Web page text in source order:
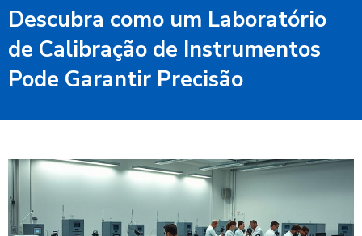
Descubra como um Laboratório
de Calibração de Instrumentos
Pode Garantir Precisão